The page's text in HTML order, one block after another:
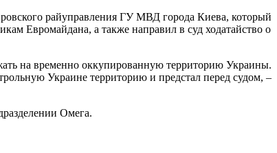
райуправления ГУ МВД города Киева, который
Евромайдана, а также направил в суд ходатайство о
на временно оккупированную территорию Украины.
Украине территорию и предстал перед судом, –
Омега.